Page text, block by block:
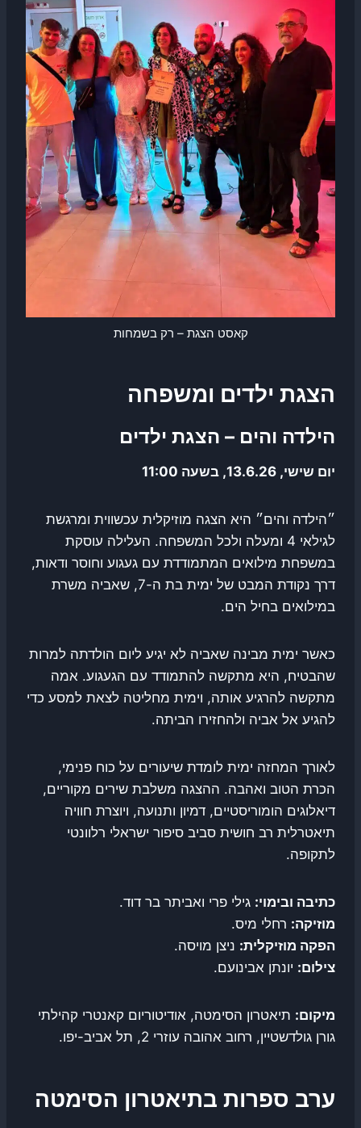
קאסט הצגת – רק בשמחות
הצגת ילדים ומשפחה
הילדה והים – הצגת ילדים
יום שישי, 13.6.26, בשעה 11:00
״הילדה והים״ היא הצגה מוזיקלית עכשווית ומרגשת
לגילאי 4 ומעלה ולכל המשפחה. העלילה עוסקת
במשפחת מילואים המתמודדת עם געגוע וחוסר ודאות,
דרך נקודת המבט של ימית בת ה-7, שאביה משרת
במילואים בחיל הים.
כאשר ימית מבינה שאביה לא יגיע ליום הולדתה למרות
שהבטיח, היא מתקשה להתמודד עם הגעגוע. אמה
מתקשה להרגיע אותה, וימית מחליטה לצאת למסע כדי
להגיע אל אביה ולהחזירו הביתה.
לאורך המחזה ימית לומדת שיעורים על כוח פנימי,
הכרת הטוב ואהבה. ההצגה משלבת שירים מקוריים,
דיאלוגים הומוריסטיים, דמיון ותנועה, ויוצרת חוויה
תיאטרלית רב חושית סביב סיפור ישראלי רלוונטי
לתקופה.
כתיבה ובימוי: גילי פרי ואביתר בר דוד.
מוזיקה: רחלי מיס.
הפקה מוזיקלית: ניצן מויסה.
צילום: יונתן אבינועם.
מיקום: תיאטרון הסימטה, אודיטוריום קאנטרי קהילתי
גורן גולדשטיין, רחוב אהובה עוזרי 2, תל אביב-יפו.
ערב ספרות בתיאטרון הסימטה